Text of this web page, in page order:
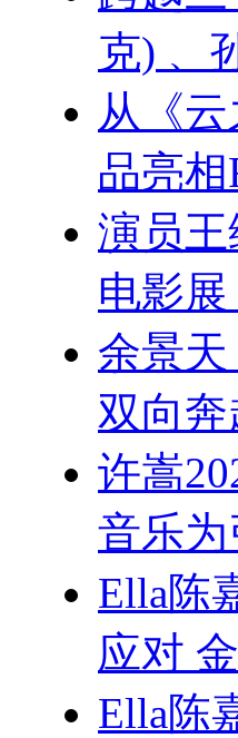
克) 、
从《
品亮
演员
电影
余景
双向奔
许嵩
音乐为
Ella陈
应对
Ella陈